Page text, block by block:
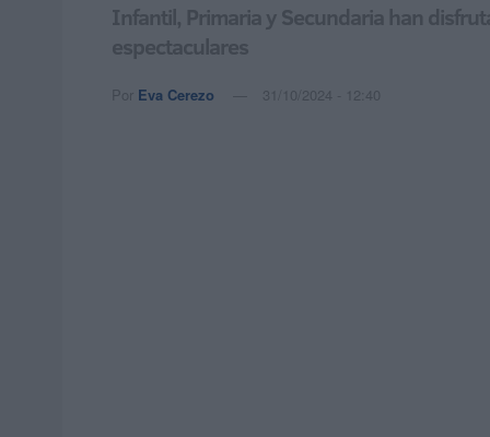
Infantil, Primaria y Secundaria han
espectaculares
Por Eva Cerezo 31/10/2024 - 12:40